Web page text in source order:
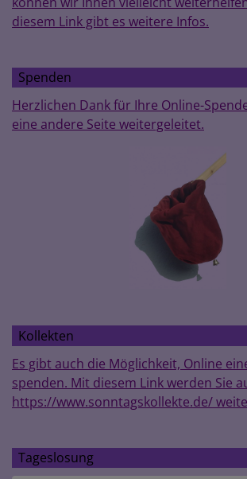
diesem Link gibt es weitere Infos.
Spenden
Herzlichen Dank für Ihre Online-
eine andere Seite weitergeleitet.
Kollekten
Es gibt auch die Möglichkeit, Online
spenden. Mit diesem Link werden Sie
https://www.sonntagskollekte.de/
Tageslosung